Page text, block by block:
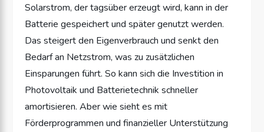
Solarstrom, der tagsüber erzeugt wird, kann in der
Batterie gespeichert und später genutzt werden.
Das steigert den Eigenverbrauch und senkt den
Bedarf an Netzstrom, was zu zusätzlichen
Einsparungen führt. So kann sich die Investition in
Photovoltaik und Batterietechnik schneller
amortisieren. Aber wie sieht es mit
Förderprogrammen und finanzieller Unterstützung